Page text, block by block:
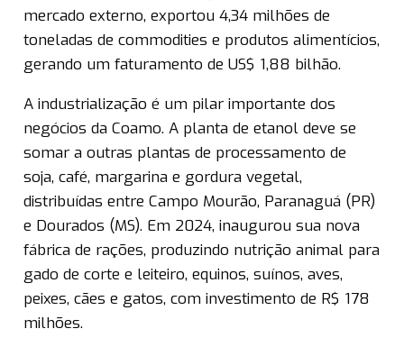
mercado externo, exportou 4,34 milhões de
toneladas de commodities e produtos alimentícios,
gerando um faturamento de US$ 1,88 bilhão.
A industrialização é um pilar importante dos
negócios da Coamo. A planta de etanol deve se
somar a outras plantas de processamento de
soja, café, margarina e gordura vegetal,
distribuídas entre Campo Mourão, Paranaguá (PR)
e Dourados (MS). Em 2024, inaugurou sua nova
fábrica de rações, produzindo nutrição animal para
gado de corte e leiteiro, equinos, suínos, aves,
peixes, cães e gatos, com investimento de R$ 178
milhões.